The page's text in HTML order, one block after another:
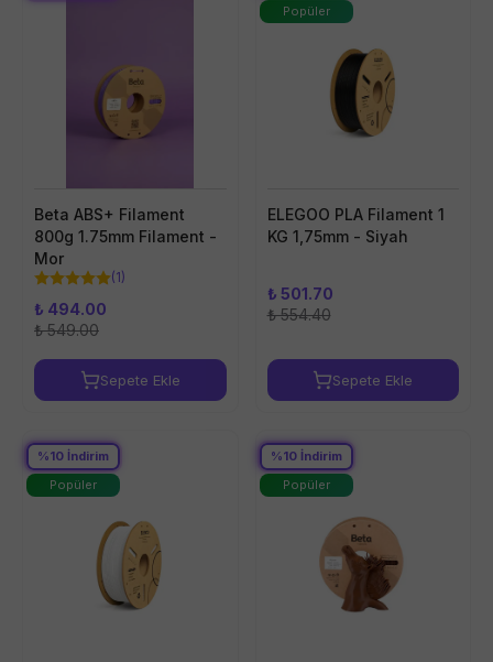
Beta ABS+ Filament
800g 1.75mm Filament -
Mor
(1)
₺ 494.00
₺ 549.00
Sepete Ekle
ELEGOO PLA Filament 1
KG 1,75mm - Siyah
Popüler
₺ 501.70
₺ 554.40
Sepete Ekle
%10 İndirim
Popüler
%10İndirim
Popüler